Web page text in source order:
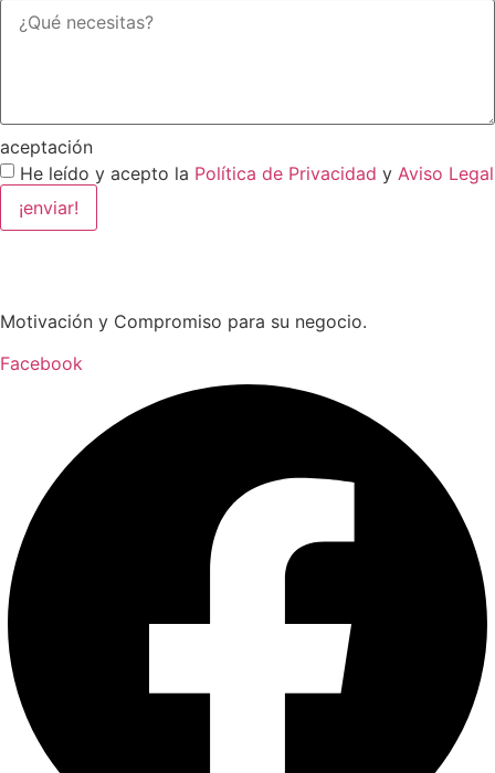
aceptación
He leído y acepto la Política de Privacidad y Aviso Legal
¡enviar!
Motivación y Compromiso para su negocio.
Facebook